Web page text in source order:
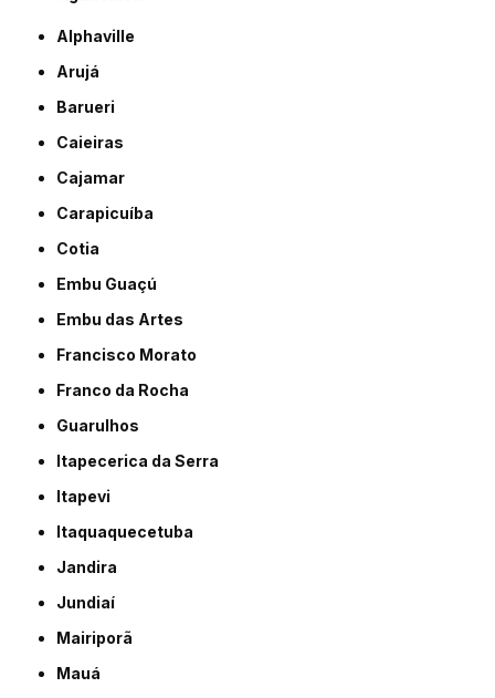
Alphaville
Arujá
Barueri
Caieiras
Cajamar
Carapicuíba
Cotia
Embu Guaçú
Embu das Artes
Francisco Morato
Franco da Rocha
Guarulhos
Itapecerica da Serra
Itapevi
Itaquaquecetuba
Jandira
Jundiaí
Mairiporã
Mauá